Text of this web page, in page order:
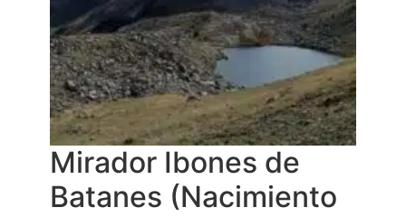
Mirador Ibones de
Batanes (Nacimiento